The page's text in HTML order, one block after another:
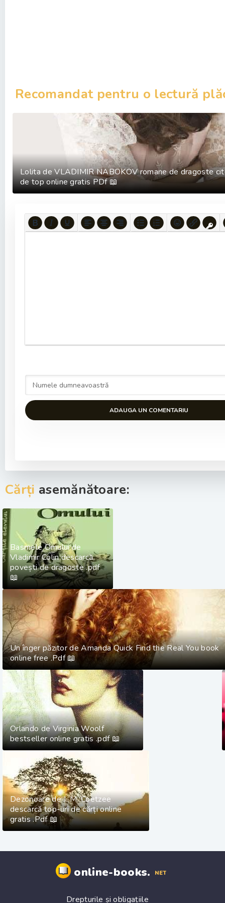
Recomandat pentru o lectură
Lolita de VLADIMIR NABOKOV romane de dragoste
de top online gratis PDf 📖
ADAUGA UN COMENTARIU
Cărți asemănătoare:
Basmele Omului de
Vladimir Colin descarcă
povești de dragoste .pdf
📖
Un înger păzitor de Amanda Quick Find the Real You book
online free .Pdf 📖
Orlando de Virginia Woolf
bestseller online gratis .pdf 📖
Dezonoare de J. M. Coetzee
descarcă top-uri de cărți online
gratis .Pdf 📖
online-books. NET
Drepturile și obligațiile